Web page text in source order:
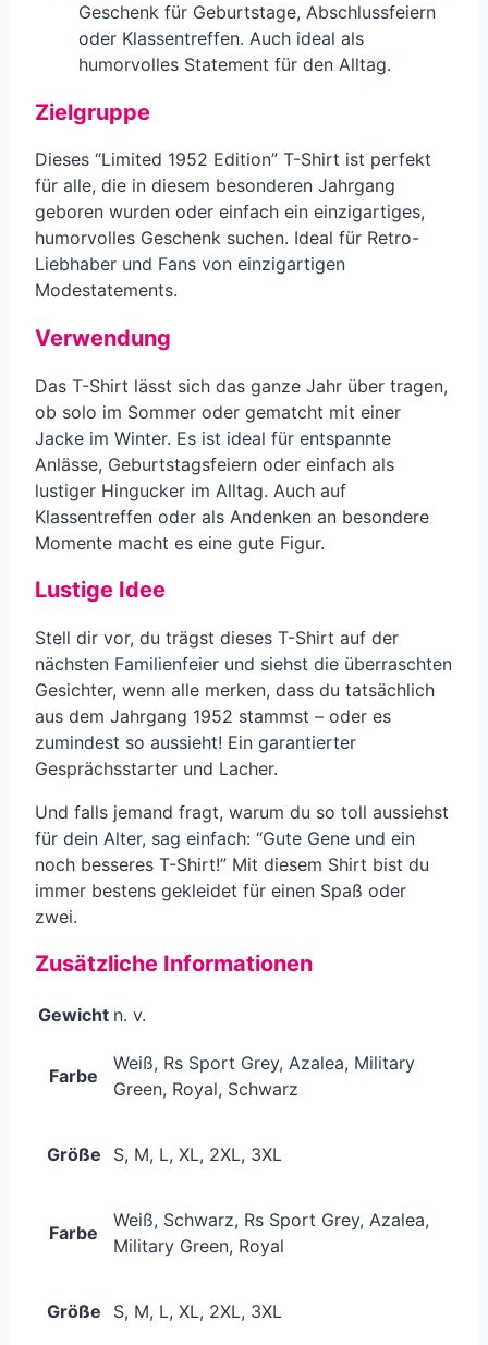
Geschenk für Geburtstage, Abschlussfeiern
oder Klassentreffen. Auch ideal als
humorvolles Statement für den Alltag.
Zielgruppe
Dieses “Limited 1952 Edition” T-Shirt ist perfekt
für alle, die in diesem besonderen Jahrgang
geboren wurden oder einfach ein einzigartiges,
humorvolles Geschenk suchen. Ideal für Retro-
Liebhaber und Fans von einzigartigen
Modestatements.
Verwendung
Das T-Shirt lässt sich das ganze Jahr über tragen,
ob solo im Sommer oder gematcht mit einer
Jacke im Winter. Es ist ideal für entspannte
Anlässe, Geburtstagsfeiern oder einfach als
lustiger Hingucker im Alltag. Auch auf
Klassentreffen oder als Andenken an besondere
Momente macht es eine gute Figur.
Lustige Idee
Stell dir vor, du trägst dieses T-Shirt auf der
nächsten Familienfeier und siehst die überraschten
Gesichter, wenn alle merken, dass du tatsächlich
aus dem Jahrgang 1952 stammst – oder es
zumindest so aussieht! Ein garantierter
Gesprächsstarter und Lacher.
Und falls jemand fragt, warum du so toll aussiehst
für dein Alter, sag einfach: “Gute Gene und ein
noch besseres T-Shirt!” Mit diesem Shirt bist du
immer bestens gekleidet für einen Spaß oder
zwei.
Zusätzliche Informationen
Gewicht n. v.
Farbe
Weiß, Rs Sport Grey, Azalea, Military
Green, Royal, Schwarz
Größe S, M, L, XL, 2XL, 3XL
Farbe
Weiß, Schwarz, Rs Sport Grey, Azalea,
Military Green, Royal
Größe S, M, L, XL, 2XL, 3XL